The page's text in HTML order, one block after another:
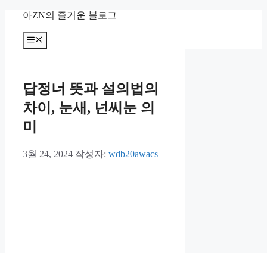
아ZN의 즐거운 블로그
메
뉴
답정너 뜻과 설의법의
차이, 눈새, 넌씨눈 의
미
3월 24, 2024 작성자: wdb20awacs